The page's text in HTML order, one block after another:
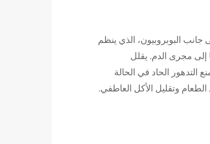
جانب البوبروبيون، الذي ينظم
إلى مجرى الدم. يقلل
التدهور الحاد في الحالة
وتقليل الأكل العاطفي.